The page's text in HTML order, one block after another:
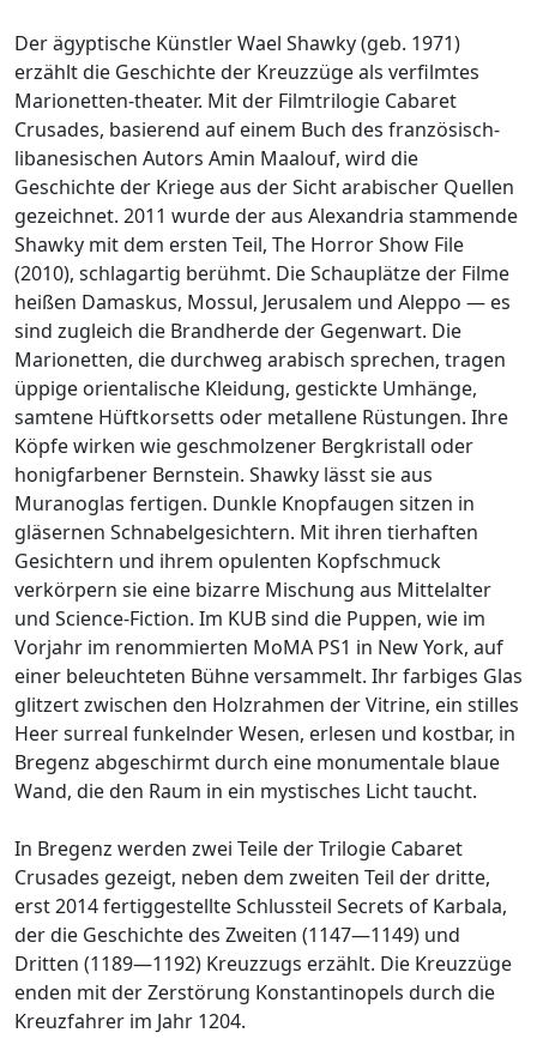
Der ägyptische Künstler Wael Shawky (geb. 1971)
erzählt die Geschichte der Kreuzzüge als verfilmtes
Marionetten-theater. Mit der Filmtrilogie Cabaret
Crusades, basierend auf einem Buch des französisch-
libanesischen Autors Amin Maalouf, wird die
Geschichte der Kriege aus der Sicht arabischer Quellen
gezeichnet. 2011 wurde der aus Alexandria stammende
Shawky mit dem ersten Teil, The Horror Show File
(2010), schlagartig berühmt. Die Schauplätze der Filme
heißen Damaskus, Mossul, Jerusalem und Aleppo — es
sind zugleich die Brandherde der Gegenwart. Die
Marionetten, die durchweg arabisch sprechen, tragen
üppige orientalische Kleidung, gestickte Umhänge,
samtene Hüftkorsetts oder metallene Rüstungen. Ihre
Köpfe wirken wie geschmolzener Bergkristall oder
honigfarbener Bernstein. Shawky lässt sie aus
Muranoglas fertigen. Dunkle Knopfaugen sitzen in
gläsernen Schnabelgesichtern. Mit ihren tierhaften
Gesichtern und ihrem opulenten Kopfschmuck
verkörpern sie eine bizarre Mischung aus Mittelalter
und Science-Fiction. Im KUB sind die Puppen, wie im
Vorjahr im renommierten MoMA PS1 in New York, auf
einer beleuchteten Bühne versammelt. Ihr farbiges Glas
glitzert zwischen den Holzrahmen der Vitrine, ein stilles
Heer surreal funkelnder Wesen, erlesen und kostbar, in
Bregenz abgeschirmt durch eine monumentale blaue
Wand, die den Raum in ein mystisches Licht taucht.
In Bregenz werden zwei Teile der Trilogie Cabaret
Crusades gezeigt, neben dem zweiten Teil der dritte,
erst 2014 fertiggestellte Schlussteil Secrets of Karbala,
der die Geschichte des Zweiten (1147—1149) und
Dritten (1189—1192) Kreuzzugs erzählt. Die Kreuzzüge
enden mit der Zerstörung Konstantinopels durch die
Kreuzfahrer im Jahr 1204.